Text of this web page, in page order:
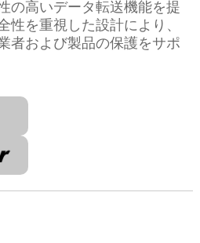
の高いデータ転送機能を提
性を重視した設計により、
者および製品の保護をサポ